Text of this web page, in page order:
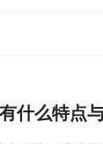
什么特点